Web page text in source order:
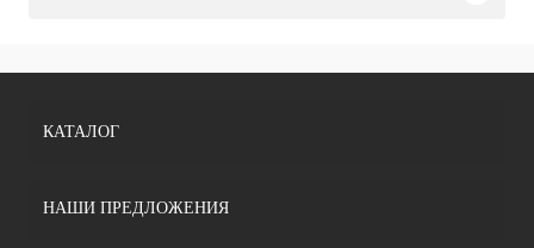
КАТАЛОГ
НАШИ ПРЕДЛОЖЕНИЯ